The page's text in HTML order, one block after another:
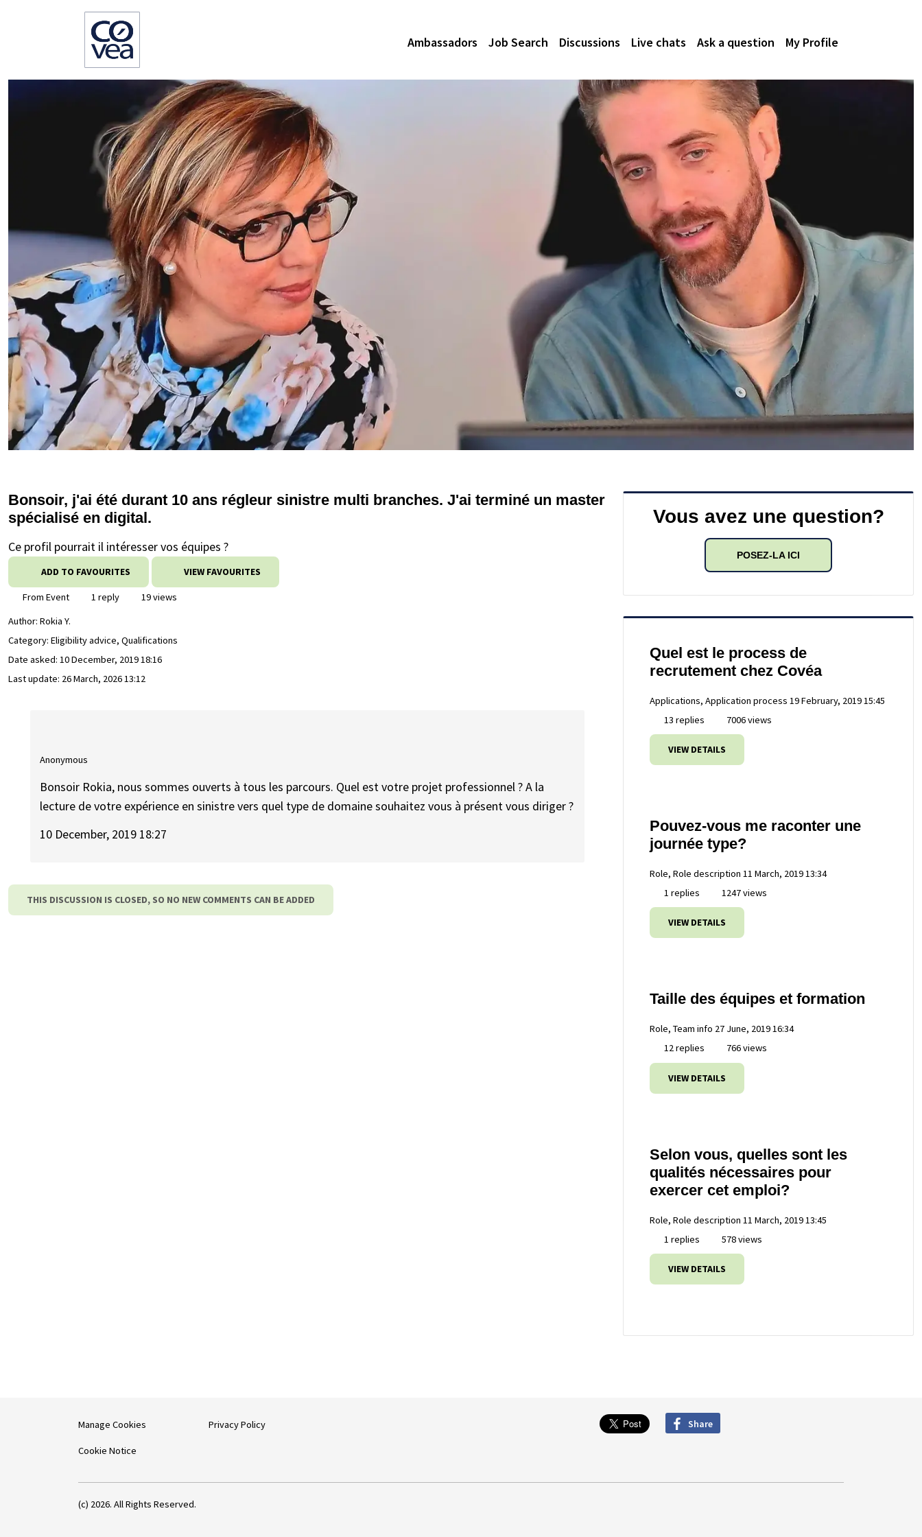
Ambassadors Job Search Discussions Live chats Ask a question My Profile
Bonsoir, j'ai été durant 10 ans régleur sinistre multi branches. J'ai terminé un master
spécialisé en digital.
Ce profil pourrait il intéresser vos équipes ?
ADD TO FAVOURITES VIEW FAVOURITES
From Event 1 reply
19 views
Author: Rokia Y.
Category: Eligibility advice, Qualifications
Date asked: 10 December, 2019 18:16
Last update: 26 March, 2026 13:12
Anonymous
Bonsoir Rokia, nous sommes ouverts à tous les parcours. Quel est votre projet professionnel ? A la
lecture de votre expérience en sinistre vers quel type de domaine souhaitez vous à présent vous diriger ?
10 December, 2019 18:27
THIS DISCUSSION IS CLOSED, SO NO NEW COMMENTS CAN BE ADDED
Vous avez une question?
POSEZ-LA ICI
Quel est le process de
recrutement chez Covéa
Applications, Application process 19 February, 2019 15:45
13 replies
7006 views
VIEW DETAILS
Pouvez-vous me raconter une
journée type?
Role, Role description 11 March, 2019 13:34
1 replies
1247 views
VIEW DETAILS
Taille des équipes et formation
Role, Team info 27 June, 2019 16:34
12 replies
766 views
VIEW DETAILS
Selon vous, quelles sont les
qualités nécessaires pour
exercer cet emploi?
Role, Role description 11 March, 2019 13:45
1 replies
578 views
VIEW DETAILS
Manage Cookies
Cookie Notice
Privacy Policy Share
(c) 2026. All Rights Reserved.